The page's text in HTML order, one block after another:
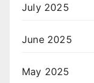
July 2025
June 2025
May 2025